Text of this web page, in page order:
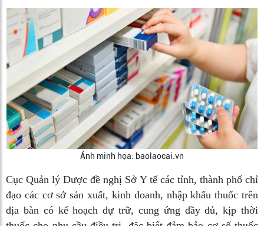
Ảnh minh họa: baolaocai.vn
Cục Quản lý Dược đề nghị Sở Y tế các tỉnh, thành phố chỉ
đạo các cơ sở sản xuất, kinh doanh, nhập khẩu thuốc trên
địa bàn có kế hoạch dự trữ, cung ứng đầy đủ, kịp thời